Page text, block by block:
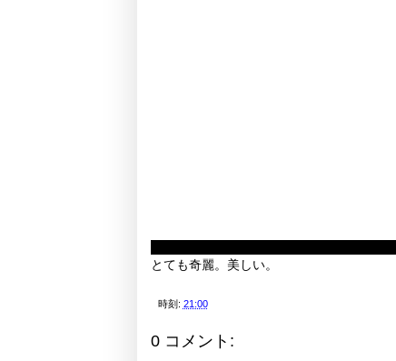
とても奇麗。美しい。
時刻: 21:00
0 コメント: